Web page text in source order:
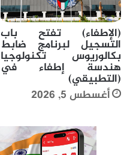
(الإطفاء) تفتح باب
التسجيل لبرنامج ضابط
بكالوريوس تكنولوجيا
هندسة إطفاء في
(التطبيقي)
أغسطس 5, 2026